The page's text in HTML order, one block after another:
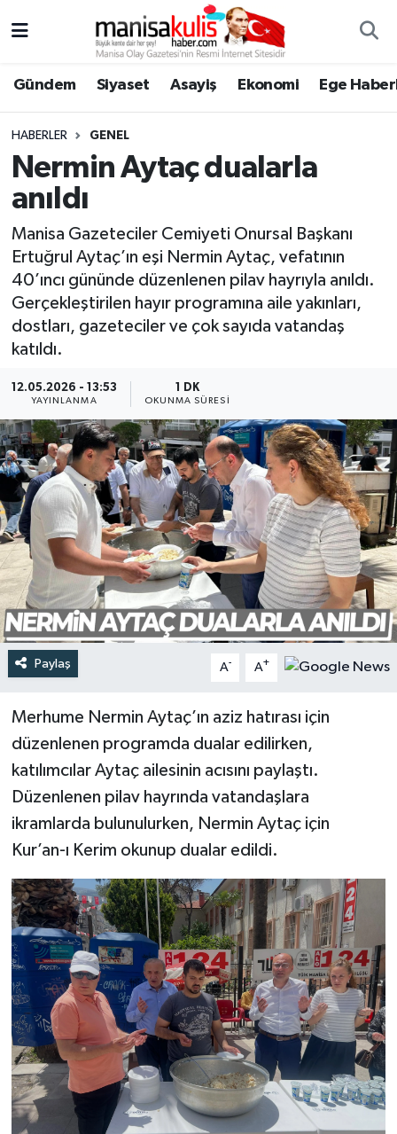
Gündem Siyaset Asayiş Ekonomi Ege
HABERLER GENEL
Nermin Aytaç dualarla
anıldı
Manisa Gazeteciler Cemiyeti Onursal Başkanı
Ertuğrul Aytaç’ın eşi Nermin Aytaç, vefatının
40’ıncı gününde düzenlenen pilav hayrıyla anıldı.
Gerçekleştirilen hayır programına aile yakınları,
dostları, gazeteciler ve çok sayıda vatandaş
katıldı.
12.05.2026 - 13:53
YAYINLANMA
1 DK
OKUNMA SÜRESI
Paylaş A- A+
Merhume Nermin Aytaç’ın aziz hatırası için
düzenlenen programda dualar edilirken,
katılımcılar Aytaç ailesinin acısını paylaştı.
Düzenlenen pilav hayrında vatandaşlara
ikramlarda bulunulurken, Nermin Aytaç için
Kur’an-ı Kerim okunup dualar edildi.
Ege Haberleri
Ekonomi
Genel
Gündem
Resmi İlan
Siyaset
Spor
Türkiye
Yaşam
Yunusemre Hava Durumu
Yunusemre Trafik Yoğunluk Haritası
Süper Lig Puan Durumu ve Fikstür
Tüm Manşetler
Son Dakika Haberleri
Haber Arşivi